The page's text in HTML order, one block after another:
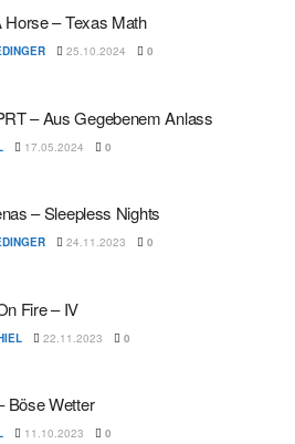
Horse – Texas Math
25.10.2024 0
– Aus Gegebenem Anlass
17.05.2024 0
– Sleepless Nights
24.11.2023 0
Fire – IV
22.11.2023 0
Böse Wetter
11.10.2023 0